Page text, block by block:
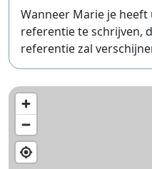
Wanneer Marie je
referentie te schrijven,
referentie zal